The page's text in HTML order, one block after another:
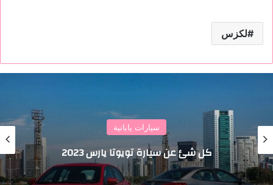
لكزس
سيارات يابانية
كل شئ عن سيارة تويوتا يارس 2023